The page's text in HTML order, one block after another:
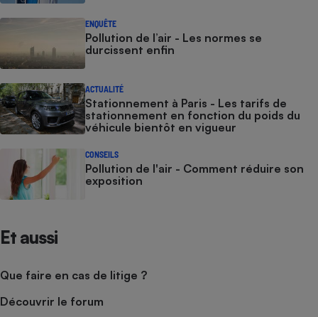
ENQUÊTE
Pollution de l’air - Les normes se
durcissent enfin
ACTUALITÉ
Stationnement à Paris - Les tarifs de
stationnement en fonction du poids du
véhicule bientôt en vigueur
CONSEILS
Pollution de l'air - Comment réduire son
exposition
Et aussi
Que faire en cas de litige ?
Découvrir le forum